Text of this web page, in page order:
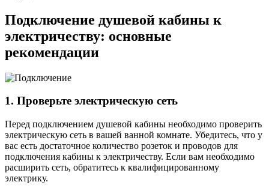
Подключение душевой кабины к
электричеству: основные
рекомендации
1. Проверьте электрическую сеть
Перед подключением душевой кабины необходимо проверить
электрическую сеть в вашей ванной комнате. Убедитесь, что у
вас есть достаточное количество розеток и проводов для
подключения кабины к электричеству. Если вам необходимо
расширить сеть, обратитесь к квалифицированному
электрику.